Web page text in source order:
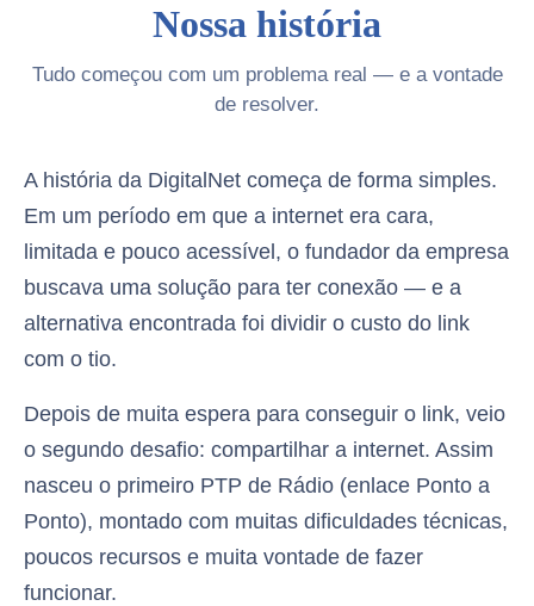
Nossa história
Tudo começou com um problema real — e a vontade
de resolver.
A história da DigitalNet começa de forma simples.
Em um período em que a internet era cara,
limitada e pouco acessível, o fundador da empresa
buscava uma solução para ter conexão — e a
alternativa encontrada foi dividir o custo do link
com o tio.
Depois de muita espera para conseguir o link, veio
o segundo desafio: compartilhar a internet. Assim
nasceu o primeiro PTP de Rádio (enlace Ponto a
Ponto), montado com muitas dificuldades técnicas,
poucos recursos e muita vontade de fazer
funcionar.